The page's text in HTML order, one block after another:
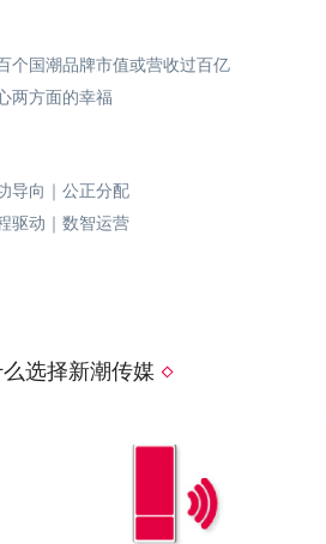
个国潮品牌市值或营收过百亿
两方面的幸福
导向｜公正分配
驱动｜数智运营
选择新潮传媒